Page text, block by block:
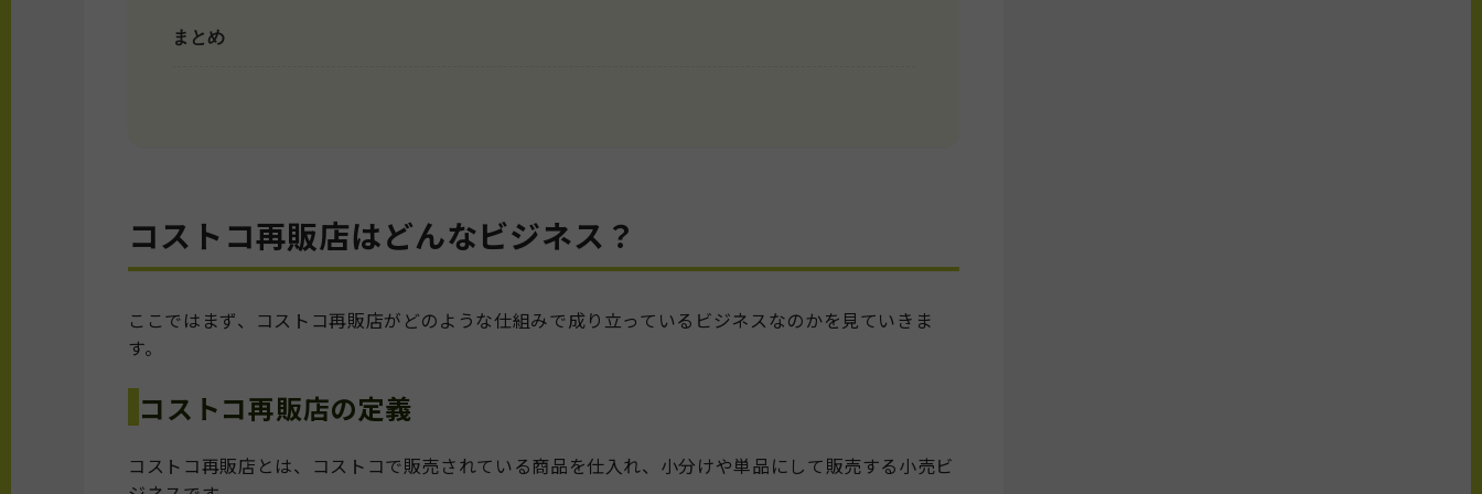
まとめ
コストコ再販店はどんなビジネス？
ここではまず、コストコ再販店がどのような仕組みで成り立っているビジネスなのかを見ていきま
す。
コストコ再販店の定義
コストコ再販店とは、コストコで販売されている商品を仕入れ、小分けや単品にして販売する小売ビ